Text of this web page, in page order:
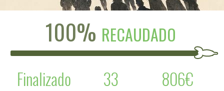
100% RECAUDADO
Finalizado
33 806€